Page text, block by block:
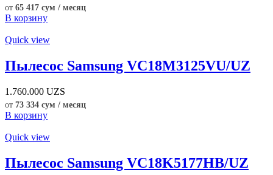
от 65 417 сум / месяц
В корзину
Quick view
Пылесос Samsung VC18M3125VU/UZ
1.760.000 UZS
от 73 334 сум / месяц
В корзину
Quick view
Пылесос Samsung VC18K5177HB/UZ